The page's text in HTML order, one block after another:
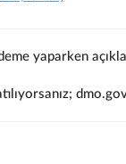
yaparken